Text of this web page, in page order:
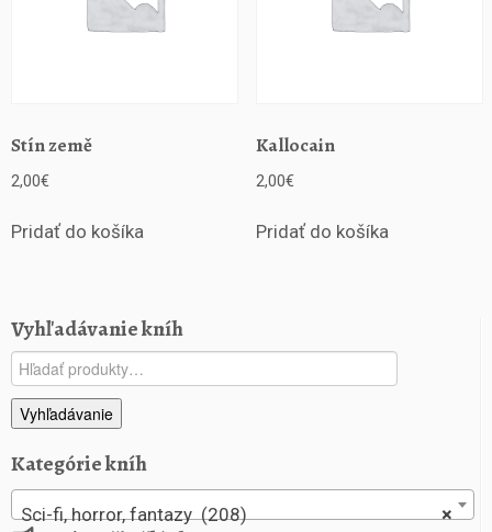
Stín země
2,00€
Pridať do košíka
Kallocain
2,00€
Pridať do košíka
Vyhľadávanie kníh
Hľadať:
Vyhľadávanie
Kategórie kníh
×
Sci-fi, horror, fantazy (208)